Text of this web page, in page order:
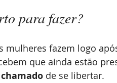
para fazer?
mulheres fazem logo
que ainda estão
de se libertar.